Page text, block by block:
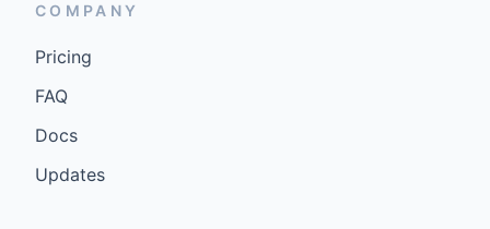
COMPANY
Pricing
FAQ
Docs
Updates